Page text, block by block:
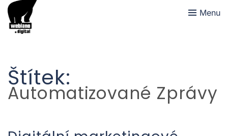
Menu
Štítek:
Automatizované Zprávy